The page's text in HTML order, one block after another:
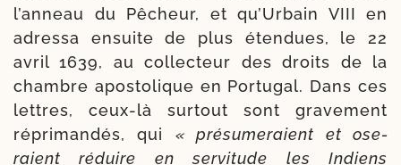
l’anneau du Pêcheur, et qu’Urbain VIII en
adres­sa ensuite de plus éten­dues, le 22
avril 1639, au col­lecteur des droits de la
chambre apos­tolique en Portugal. Dans ces
lettres, ceux-​là sur­tout sont gra­ve­ment
répri­mandés, qui « pré­su­me­raient et ose­
raient réduire en ser­vi­tude les Indiens